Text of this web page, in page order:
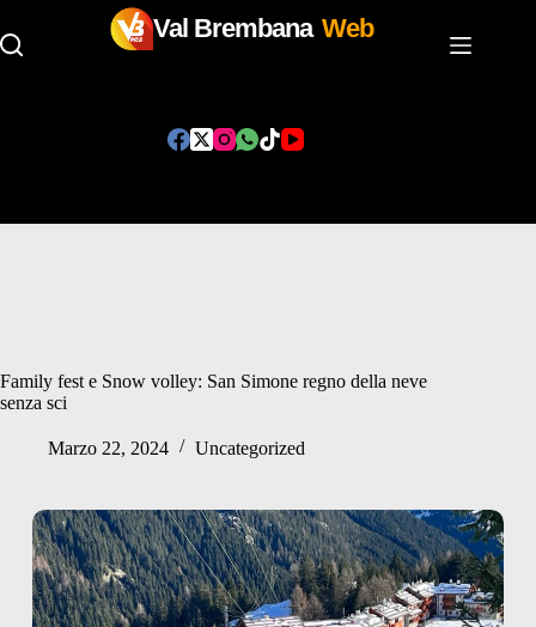
Val Brembana Web
Family fest e Snow volley: San Simone regno della neve
senza sci
Marzo 22, 2024 Uncategorized